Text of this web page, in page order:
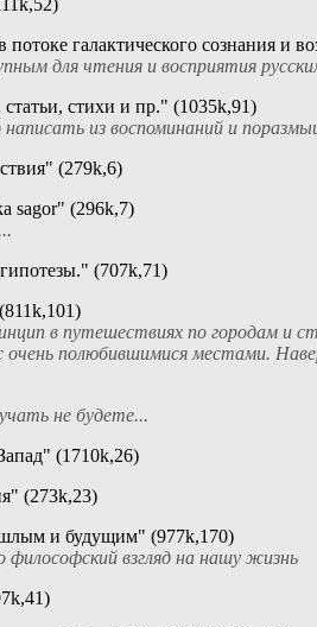
потоке галактического сознания и
для чтения и восприятия
стихи и пр." (1035k,91)
из воспоминаний и
(279k,6)
sagor" (296k,7)
(707k,71)
в путешествиях по городам и
полюбившимися местами.
не будете...
(1710k,26)
(273k,23)
и будущим" (977k,170)
философский взгляд на нашу жизнь